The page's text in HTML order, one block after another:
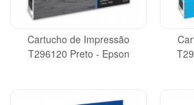
Cartucho de Impressão
T296120 Preto - Epson